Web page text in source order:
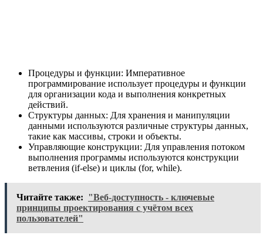
Процедуры и функции: Императивное
программирование использует процедуры и функции
для организации кода и выполнения конкретных
действий.
Структуры данных: Для хранения и манипуляции
данными используются различные структуры данных,
такие как массивы, строки и объекты.
Управляющие конструкции: Для управления потоком
выполнения программы используются конструкции
ветвления (if-else) и циклы (for, while).
Читайте также: "Веб-доступность - ключевые
принципы проектирования с учётом всех
пользователей"